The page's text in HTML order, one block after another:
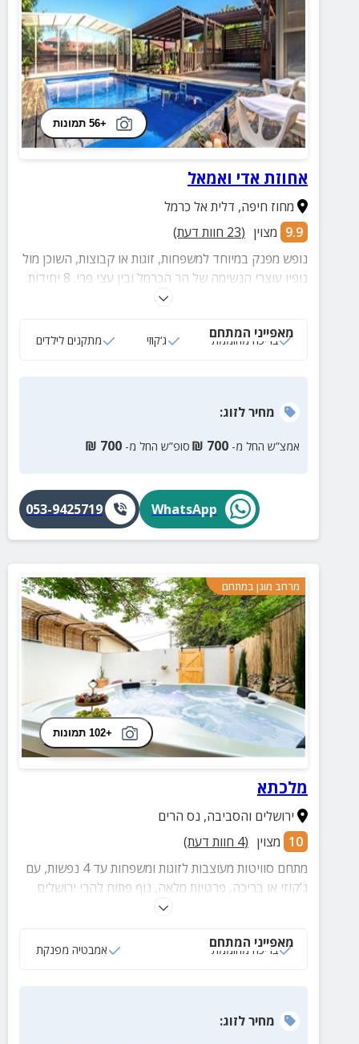
+56 תמונות
אחוזת אדי ואמאל
מחוז חיפה, דלית אל כרמל
9.9 מצוין (
23 חוות דעת)
נופש מפנק במיוחד למשפחות, זוגות או קבוצות, השוכן מול
נופיו עוצרי הנשימה של הר הכרמל ובין עצי פרי. 8 יחידות
אירוח, חצר עם בריכה, ג'קוזי וקירבה לשלל אתרי תיירות
מאפייני המתחם
בריכה מחוממת ג‘קוזי מתקנים לילדים
מחירלזוג:
אמצ”ש החל מ- 700
₪ סופ”ש החל מ- 700
₪
WhatsApp
053-9425719
מרחב מוגן במתחם
+102 תמונות
מלכתא
ירושלים והסביבה, נס הרים
10 מצוין (
4 חוות דעת)
מתחם סוויטות מעוצבות לזוגות ומשפחות עד 4 נפשות, עם
ג'קוזי או בריכה, פרטיות מלאה, נוף פתוח להרי ירושלים
והתאמות מלאות לשומרי שבת. בלב מושב שקט, במרחק
מאפייני המתחם
בריכה מחוממת אמבטיה מפנקת
מחירלזוג: